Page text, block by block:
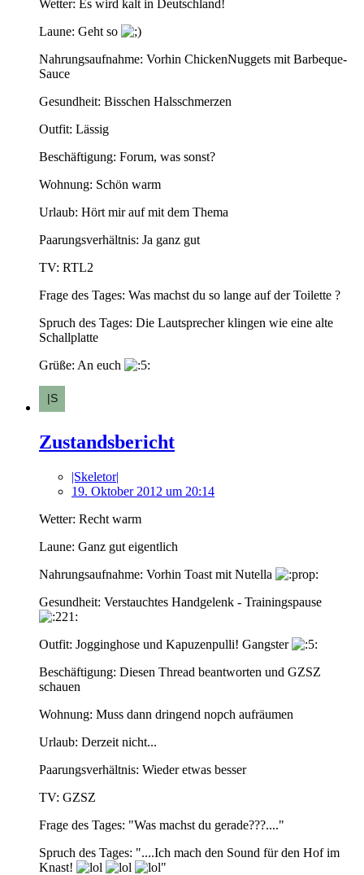
Wetter: Es wird kalt in Deutschland!
Laune: Geht so
Nahrungsaufnahme: Vorhin ChickenNuggets mit Barbeque-
Sauce
Gesundheit: Bisschen Halsschmerzen
Outfit: Lässig
Beschäftigung: Forum, was sonst?
Wohnung: Schön warm
Urlaub: Hört mir auf mit dem Thema
Paarungsverhältnis: Ja ganz gut
TV: RTL2
Frage des Tages: Was machst du so lange auf der Toilette ?
Spruch des Tages: Die Lautsprecher klingen wie eine alte
Schallplatte
Grüße: An euch
Zustandsbericht
|Skeletor|
19. Oktober 2012 um 20:14
Wetter: Recht warm
Laune: Ganz gut eigentlich
Nahrungsaufnahme: Vorhin Toast mit Nutella
Gesundheit: Verstauchtes Handgelenk - Trainingspause
Outfit: Jogginghose und Kapuzenpulli! Gangster
Beschäftigung: Diesen Thread beantworten und GZSZ
schauen
Wohnung: Muss dann dringend nopch aufräumen
Urlaub: Derzeit nicht...
Paarungsverhältnis: Wieder etwas besser
TV: GZSZ
Frage des Tages: "Was machst du gerade???...."
Spruch des Tages: "....Ich mach den Sound für den Hof im
Knast!
"